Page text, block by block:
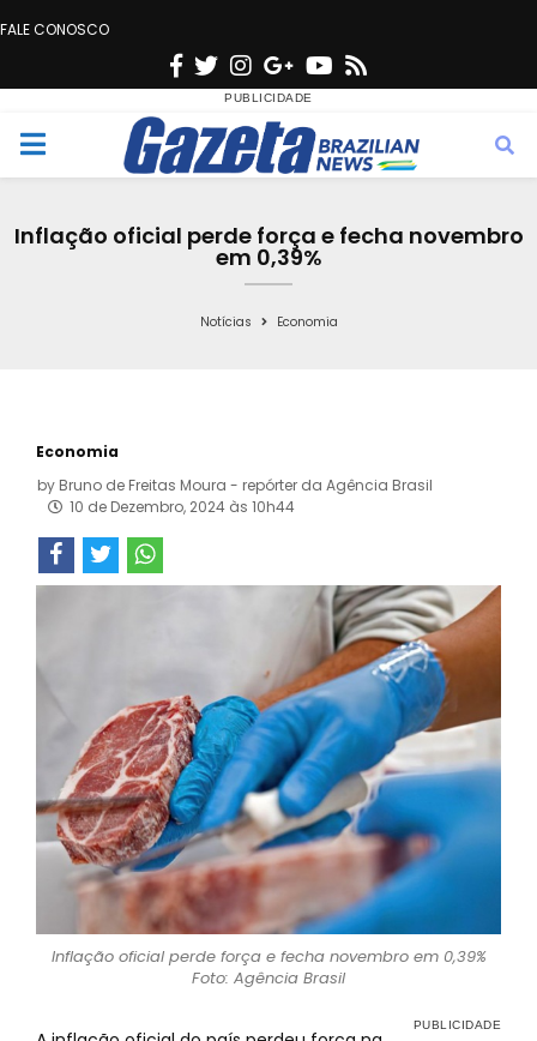
FALE CONOSCO
F
c
e
o
T
w
i
t
e
n
s
t
g
r
a
G
o
o
g
e
Y
u
t
b
s
M
Inflação oficial perde força e fecha novembro
em 0,39%
Notícias Economia
Economia
by Bruno de Freitas Moura - repórter da Agência Brasil
10 de Dezembro, 2024 às 10h44
Inflação oficial perde força e fecha novembro em 0,39%
Foto: Agência Brasil